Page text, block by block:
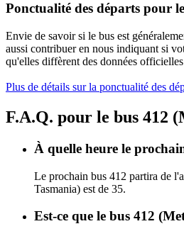
Ponctualité des départs pour
Envie de savoir si le bus est
aussi contribuer en nous indiquant si
qu'elles diffèrent des données
Plus de détails sur la ponctualité des
F.A.Q. pour le bus 412
À quelle heure le
Le prochain bus 412 partira de
Tasmania) est de 35.
Est-ce que le bus 412